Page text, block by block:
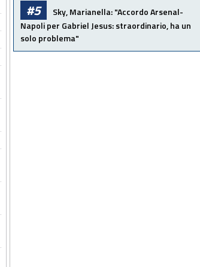
#5
Sky, Marianella: "Accordo Arsenal-
Napoli per Gabriel Jesus: straordinario, ha un
solo problema"